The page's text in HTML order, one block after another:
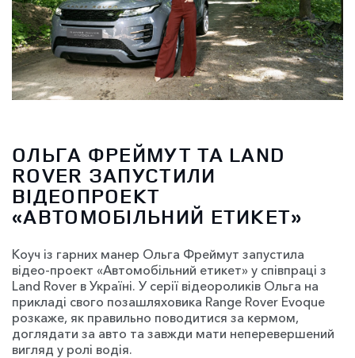
ОЛЬГА ФРЕЙМУТ ТА LAND
ROVER ЗАПУСТИЛИ
ВІДЕОПРОЕКТ
«АВТОМОБІЛЬНИЙ ЕТИКЕТ»
Коуч із гарних манер Ольга Фреймут запустила
відео-проект «Автомобільний етикет» у співпраці з
Land Rover в Україні. У серії відеороликів Ольга на
прикладі свого позашляховика Range Rover Evoque
розкаже, як правильно поводитися за кермом,
доглядати за авто та завжди мати неперевершений
вигляд у ролі водія.